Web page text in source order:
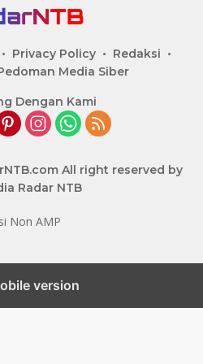
Privacy Policy
Redaksi
Media Siber
Dengan Kami
All right reserved by
Radar NTB
Non AMP
version